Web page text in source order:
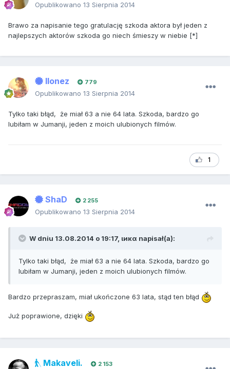
Opublikowano 13 Sierpnia 2014
Brawo za napisanie tego gratulację szkoda aktora był jeden z
najlepszych aktorów szkoda go niech śmieszy w niebie [*]
Ilonez 779
Opublikowano 13 Sierpnia 2014
Tylko taki błąd, że miał 63 a nie 64 lata. Szkoda, bardzo go
lubiłam w Jumanji, jeden z moich ulubionych filmów.
1
ShaD 2 255
Opublikowano 13 Sierpnia 2014
W dniu 13.08.2014 o 19:17, ιикα napisał(a):
Tylko taki błąd, że miał 63 a nie 64 lata. Szkoda, bardzo go
lubiłam w Jumanji, jeden z moich ulubionych filmów.
Bardzo przepraszam, miał ukończone 63 lata, stąd ten błąd
Już poprawione, dzięki
Makaveli. 2 153